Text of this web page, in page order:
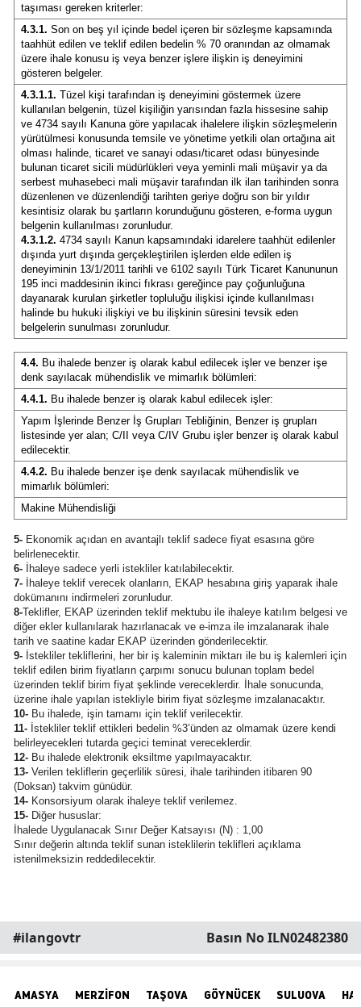
taşıması gereken kriterler:
4.3.1. Son on beş yıl içinde bedel içeren bir sözleşme kapsamında
taahhüt edilen ve teklif edilen bedelin % 70 oranından az olmamak
üzere ihale konusu iş veya benzer işlere ilişkin iş deneyimini
gösteren belgeler.
4.3.1.1. Tüzel kişi tarafından iş deneyimini göstermek üzere
kullanılan belgenin, tüzel kişiliğin yarısından fazla hissesine sahip
ve 4734 sayılı Kanuna göre yapılacak ihalelere ilişkin sözleşmelerin
yürütülmesi konusunda temsile ve yönetime yetkili olan ortağına ait
olması halinde, ticaret ve sanayi odası/ticaret odası bünyesinde
bulunan ticaret sicili müdürlükleri veya yeminli mali müşavir ya da
serbest muhasebeci mali müşavir tarafından ilk ilan tarihinden sonra
düzenlenen ve düzenlendiği tarihten geriye doğru son bir yıldır
kesintisiz olarak bu şartların korunduğunu gösteren, e-forma uygun
belgenin kullanılması zorunludur.
4.3.1.2. 4734 sayılı Kanun kapsamındaki idarelere taahhüt edilenler
dışında yurt dışında gerçekleştirilen işlerden elde edilen iş
deneyiminin 13/1/2011 tarihli ve 6102 sayılı Türk Ticaret Kanununun
195 inci maddesinin ikinci fıkrası gereğince pay çoğunluğuna
dayanarak kurulan şirketler topluluğu ilişkisi içinde kullanılması
halinde bu hukuki ilişkiyi ve bu ilişkinin süresini tevsik eden
belgelerin sunulması zorunludur.
4.4. Bu ihalede benzer iş olarak kabul edilecek işler ve benzer işe
denk sayılacak mühendislik ve mimarlık bölümleri:
4.4.1. Bu ihalede benzer iş olarak kabul edilecek işler:
Yapım İşlerinde Benzer İş Grupları Tebliğinin, Benzer iş grupları
listesinde yer alan; C/II veya C/IV Grubu işler benzer iş olarak kabul
edilecektir.
4.4.2. Bu ihalede benzer işe denk sayılacak mühendislik ve
mimarlık bölümleri:
Makine Mühendisliği
5- Ekonomik açıdan en avantajlı teklif sadece fiyat esasına göre
belirlenecektir.
6-
İhaleye sadece yerli istekliler katılabilecektir.
7- İhaleye teklif verecek olanların, EKAP hesabına giriş yaparak ihale
dokümanını indirmeleri zorunludur.
8-Teklifler, EKAP üzerinden teklif mektubu ile ihaleye katılım belgesi ve
diğer ekler kullanılarak hazırlanacak ve e-imza ile imzalanarak ihale
tarih ve saatine kadar EKAP üzerinden gönderilecektir.
9- İstekliler tekliflerini, her bir iş kaleminin miktarı ile bu iş kalemleri için
teklif edilen birim fiyatların çarpımı sonucu bulunan toplam bedel
üzerinden teklif birim fiyat şeklinde vereceklerdir. İhale sonucunda,
üzerine ihale yapılan istekliyle birim fiyat sözleşme imzalanacaktır.
10- Bu ihalede, işin tamamı için teklif verilecektir.
11- İstekliler teklif ettikleri bedelin %3’ünden az olmamak üzere kendi
belirleyecekleri tutarda geçici teminat vereceklerdir.
12- Bu ihalede elektronik eksiltme yapılmayacaktır.
13- Verilen tekliflerin geçerlilik süresi, ihale tarihinden itibaren 90
(Doksan) takvim günüdür.
14- Konsorsiyum olarak ihaleye teklif verilemez.
15- Diğer hususlar:
İhalede Uygulanacak Sınır Değer Katsayısı (N) : 1,00
Sınır değerin altında teklif sunan isteklilerin teklifleri açıklama
istenilmeksizin reddedilecektir.
#ilangovtr Basın No ILN02482380
AMASYA MERZİFON TAŞOVA GÖYNÜCEK SULUOVA